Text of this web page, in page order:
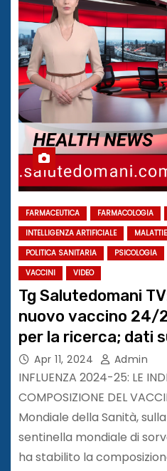
FARMACEUTICA FARMACOLOGIA
INTELLIGENZA ARTIFICIALE
POLITICA SANITARIA
PSICOLOGIA
VACCINI
VIDEO
Tg Salutedomani
nuovo vaccino 24/
per la ricerca; dati
in Italia
Apr 11, 2024 Admin
INFLUENZA 2024-25: LE
COMPOSIZIONE DEL
Mondiale della Sanità,
sentinella mondiale di
ha stabilito la